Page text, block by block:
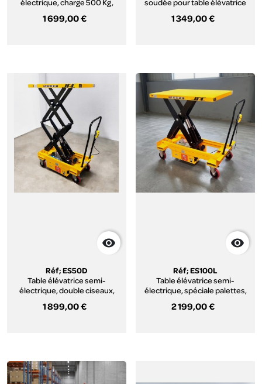
800 mm, série HIW.
1 699,00 €
HW2006
1 349,00 €

Réf; ES50D
Table élévatrice semi-
électrique, double ciseaux,
1 899,00 €

Réf; ES100L
Table élévatrice semi-
électrique, spéciale palettes,
2 199,00 €